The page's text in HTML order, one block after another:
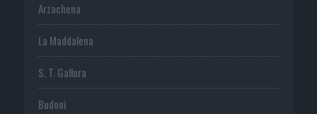
Arzachena
La Maddalena
S. T. Gallura
Budoni